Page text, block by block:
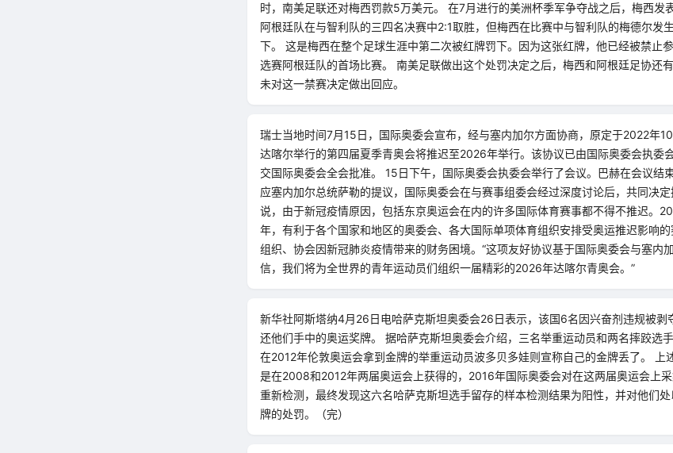
时，南美足联还对梅西罚款5万美元。 在7月进行的美洲杯季军争夺战之后，梅西发
阿根廷队在与智利队的三四名决赛中2:1取胜，但梅西在比赛中与智利队的梅德尔发
下。 这是梅西在整个足球生涯中第二次被红牌罚下。因为这张红牌，他已经被禁止
选赛阿根廷队的首场比赛。 南美足联做出这个处罚决定之后，梅西和阿根廷足协还
未对这一禁赛决定做出回应。
瑞士当地时间7月15日，国际奥委会宣布，经与塞内加尔方面协商，原定于2022年
达喀尔举行的第四届夏季青奥会将推迟至2026年举行。该协议已由国际奥委会执委
交国际奥委会全会批准。 15日下午，国际奥委会执委会举行了会议。巴赫在会议结
应塞内加尔总统萨勒的提议，国际奥委会在与赛事组委会经过深度讨论后，共同决
说，由于新冠疫情原因，包括东京奥运会在内的许多国际体育赛事都不得不推迟。
年，有利于各个国家和地区的奥委会、各大国际单项体育组织安排受奥运推迟影响
组织、协会因新冠肺炎疫情带来的财务困境。“这项友好协议基于国际奥委会与塞内
信，我们将为全世界的青年运动员们组织一届精彩的2026年达喀尔青奥会。”
新华社阿斯塔纳4月26日电哈萨克斯坦奥委会26日表示，该国6名因兴奋剂违规被剥
还他们手中的奥运奖牌。 据哈萨克斯坦奥委会介绍，三名举重运动员和两名摔跤选
在2012年伦敦奥运会拿到金牌的举重运动员波多贝多娃则宣称自己的金牌丢了。 上
是在2008和2012年两届奥运会上获得的，2016年国际奥委会对在这两届奥运会上
重新检测，最终发现这六名哈萨克斯坦选手留存的样本检测结果为阳性，并对他们
牌的处罚。（完）